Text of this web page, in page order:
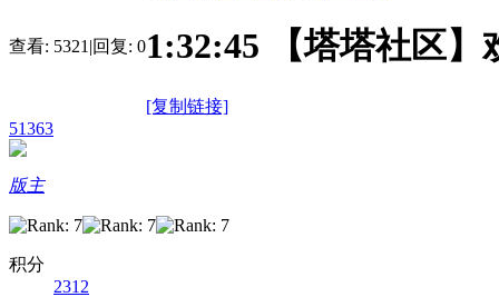
查看: 5321 |回复: 01:32:45 【塔塔社区
[复制链接]
51363
版主
积分
2312